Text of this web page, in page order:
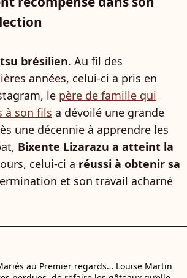
brésilien. Au fil des
années, celui-ci a pris en
le père de famille qui
à son fils a dévoilé une grande
une décennie à apprendre les
Bixente Lizarazu a atteint la
celui-ci a réussi à obtenir sa
et son travail acharné
au Premier regards… Louise Martin